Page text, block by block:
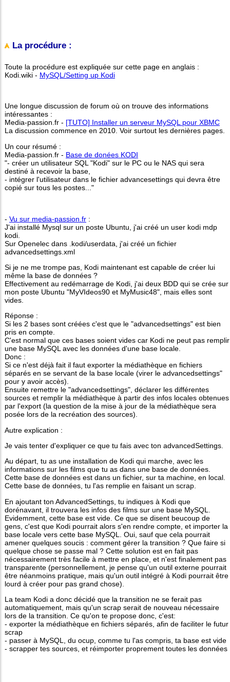
La procédure :
Toute la procédure est expliquée sur cette page en anglais :
Kodi.wiki - MySQL/Setting up Kodi
Une longue discussion de forum où on trouve des informations
intéressantes :
Media-passion.fr - [TUTO] Installer un serveur MySQL pour XBMC
La discussion commence en 2010. Voir surtout les dernières pages.
Un cour résumé :
Media-passion.fr - Base de donées KODI
"- créer un utilisateur SQL "Kodi" sur le PC ou le NAS qui sera
destiné à recevoir la base,
- intégrer l'utilisateur dans le fichier advancesettings qui devra être
copié sur tous les postes..."
- Vu sur media-passion.fr :
J'ai installé Mysql sur un poste Ubuntu, j'ai créé un user kodi mdp
kodi.
Sur Openelec dans .kodi/userdata, j'ai créé un fichier
advancedsettings.xml
Si je ne me trompe pas, Kodi maintenant est capable de créer lui
même la base de données ?
Effectivement au redémarrage de Kodi, j'ai deux BDD qui se crée sur
mon poste Ubuntu "MyVIdeos90 et MyMusic48", mais elles sont
vides.
Réponse :
Si les 2 bases sont créées c'est que le "advancedsettings" est bien
pris en compte.
C'est normal que ces bases soient vides car Kodi ne peut pas remplir
une base MySQL avec les données d'une base locale.
Donc :
Si ce n'est déjà fait il faut exporter la médiathèque en fichiers
séparés en se servant de la base locale (virer le advancedsettings"
pour y avoir accès).
Ensuite remettre le "advancedsettings", déclarer les différentes
sources et remplir la médiathèque à partir des infos locales obtenues
par l'export (la question de la mise à jour de la médiathèque sera
posée lors de la recréation des sources).
Autre explication :
Je vais tenter d'expliquer ce que tu fais avec ton advancedSettings.
Au départ, tu as une installation de Kodi qui marche, avec les
informations sur les films que tu as dans une base de données.
Cette base de données est dans un fichier, sur ta machine, en local.
Cette base de données, tu l'as remplie en faisant un scrap.
En ajoutant ton AdvancedSettings, tu indiques à Kodi que
dorénavant, il trouvera les infos des films sur une base MySQL.
Evidemment, cette base est vide. Ce que se disent beucoup de
gens, c'est que Kodi pourrait alors s'en rendre compte, et importer la
base locale vers cette base MySQL. Oui, sauf que cela pourrait
amener quelques soucis : comment gérer la transition ? Que faire si
quelque chose se passe mal ? Cette solution est en fait pas
nécessairement très facile à mettre en place, et n'est finalement pas
transparente (personnellement, je pense qu'un outil externe pourrait
être néanmoins pratique, mais qu'un outil intégré à Kodi pourrait être
lourd à créer pour pas grand chose).
La team Kodi a donc décidé que la transition ne se ferait pas
automatiquement, mais qu'un scrap serait de nouveau nécessaire
lors de la transition. Ce qu'on te propose donc, c'est:
- exporter la médiathèque en fichiers séparés, afin de faciliter le futur
scrap
- passer à MySQL, du ocup, comme tu l'as compris, ta base est vide
- scrapper tes sources, et réimporter proprement toutes les données